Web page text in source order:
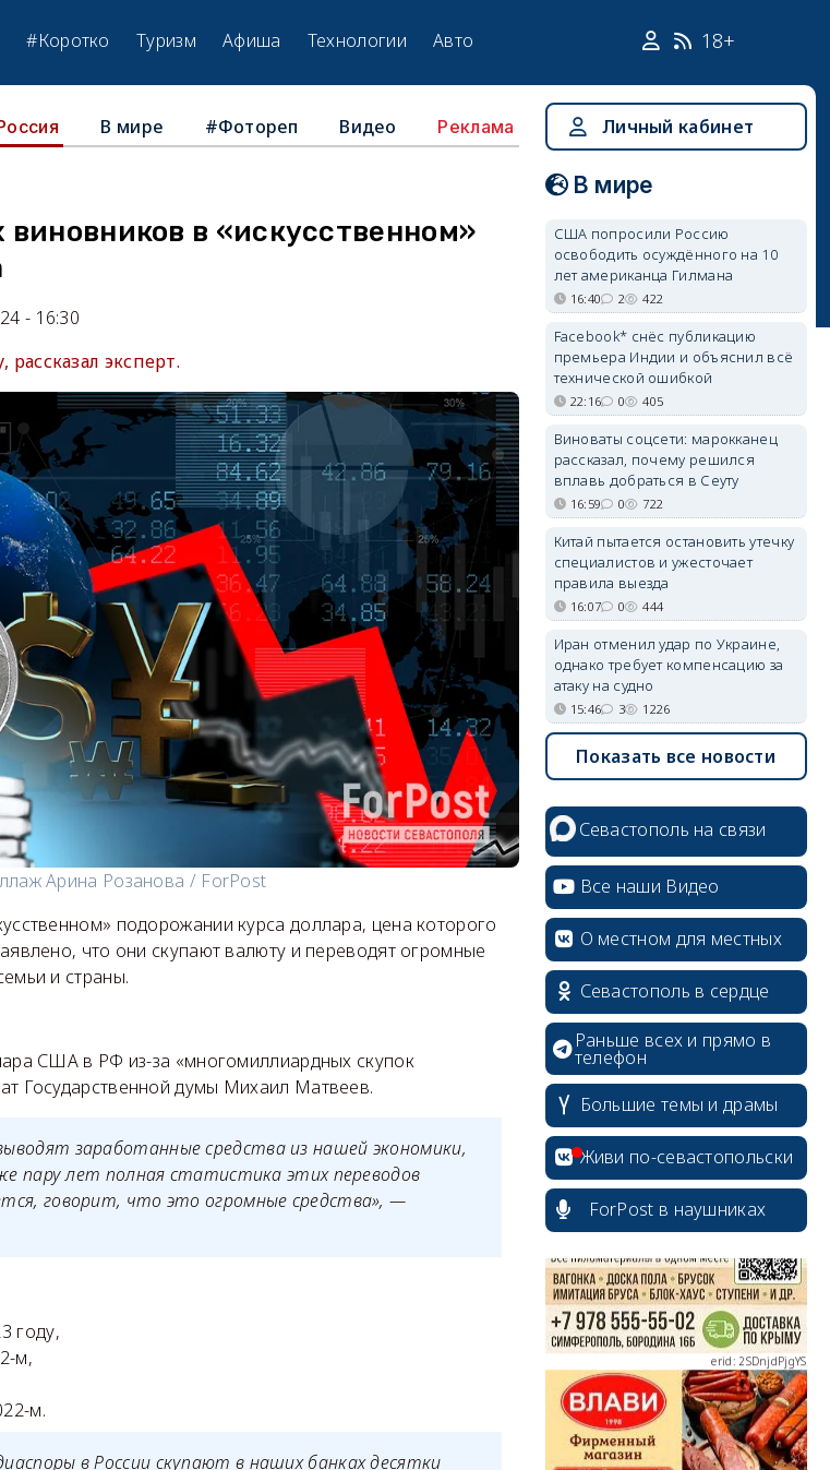
#Коротко Туризм Афиша Технологии Авто 18+
В мире #Фотореп Видео Реклама
в «искусственном»
- 16:30
эксперт.
Арина Розанова / ForPost
подорожании курса доллара, цена которого
что они скупают валюту и переводят огромные
и страны.
США в РФ из-за «многомиллиардных скупок
Государственной думы Михаил Матвеев.
заработанные средства из нашей экономики,
пару лет полная статистика этих переводов
говорит, что это огромные средства», —
году,
м,
м.
в России скупают в наших банках десятки
Личный кабинет
В мире
США попросили Россию
освободить осуждённого на 10
лет американца Гилмана
16:40 2 422
Facebook* снёс публикацию
премьера Индии и объяснил всё
технической ошибкой
22:16 0 405
Виноваты соцсети: марокканец
рассказал, почему решился
вплавь добраться в Сеуту
16:59 0 722
Китай пытается остановить утечку
специалистов и ужесточает
правила выезда
16:07 0 444
Иран отменил удар по Украине,
однако требует компенсацию за
атаку на судно
15:46 3 1226
Показать все новости
Севастополь на связи
Все наши Видео
О местном для местных
Севастополь в сердце
Раньше всех и прямо в
телефон
Большие темы и драмы
Живи по-севастопольски
ForPost в наушниках
erid: 2SDnjcrDNw6
erid: 2SDnjdPjgYS
erid: 2SDnjdvhGXG